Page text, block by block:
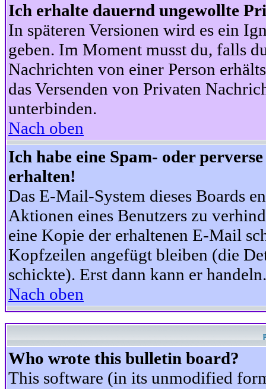
Ich erhalte dauernd ungewollte
In späteren Versionen wird es ein
geben. Im Moment musst du, falls
Nachrichten von einer Person
das Versenden von Privaten
unterbinden.
Nach oben
Ich habe eine Spam- oder
erhalten!
Das E-Mail-System dieses Boards
Aktionen eines Benutzers zu
eine Kopie der erhaltenen E-Mail
Kopfzeilen angefügt bleiben (die
schickte). Erst dann kann er handeln.
Nach oben
Who wrote this bulletin board?
This software (in its unmodified